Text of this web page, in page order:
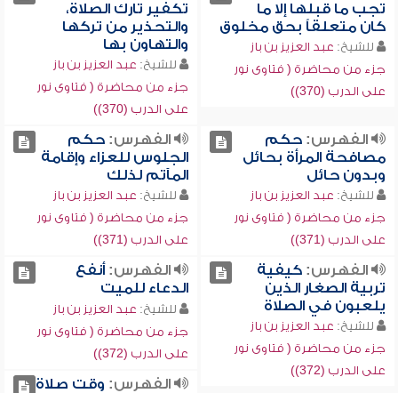
تجب ما قبلها إلا ما
كان متعلقاً بحق مخلوق
للشيخ: عبد العزيز بن باز
جزء من محاضرة ( فتاوى نور
على الدرب (370))
تكفير تارك الصلاة،
والتحذير من تركها
والتهاون بها
للشيخ: عبد العزيز بن باز
جزء من محاضرة ( فتاوى نور
على الدرب (370))
الفهرس:حكم
مصافحة المرأة بحائل
وبدون حائل
للشيخ: عبد العزيز بن باز
جزء من محاضرة ( فتاوى نور
على الدرب (371))
الفهرس:حكم
الجلوس للعزاء وإقامة
المآتم لذلك
للشيخ: عبد العزيز بن باز
جزء من محاضرة ( فتاوى نور
على الدرب (371))
الفهرس:كيفية
تربية الصغار الذين
يلعبون في الصلاة
للشيخ: عبد العزيز بن باز
جزء من محاضرة ( فتاوى نور
على الدرب (372))
الفهرس:أنفع
الدعاء للميت
للشيخ: عبد العزيز بن باز
جزء من محاضرة ( فتاوى نور
على الدرب (372))
الفهرس: وقت صلاة